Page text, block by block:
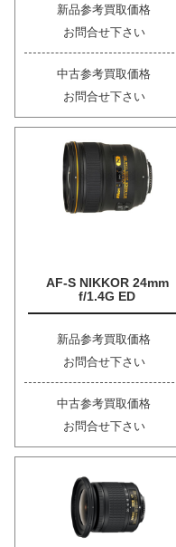
新品参考買取価格
お問合せ下さい
中古参考買取価格
お問合せ下さい
AF-S NIKKOR 24mm
f/1.4G ED
新品参考買取価格
お問合せ下さい
中古参考買取価格
お問合せ下さい